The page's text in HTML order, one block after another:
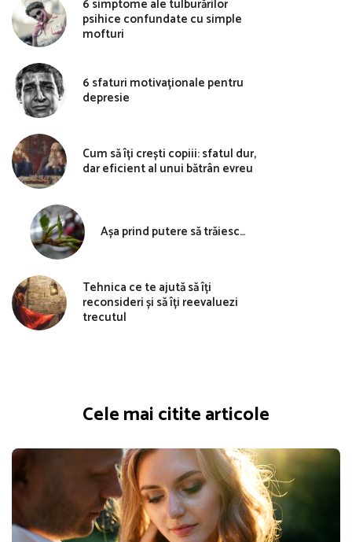
6 simptome ale tulburărilor
psihice confundate cu simple
mofturi
6 sfaturi motivaționale pentru
depresie
Cum să îți crești copiii: sfatul dur,
dar eficient al unui bătrân evreu
Așa prind putere să trăiesc…
Tehnica ce te ajută să îți
reconsideri și să îți reevaluezi
trecutul
Cele mai citite articole